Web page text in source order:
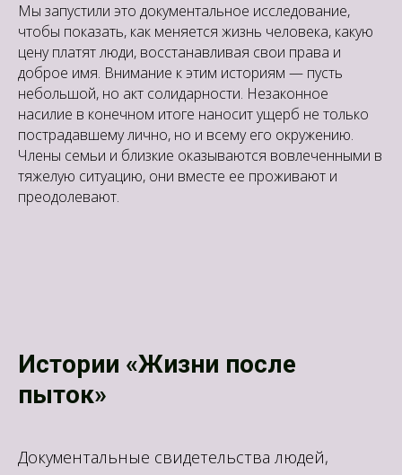
Мы запустили это документальное исследование,
чтобы показать, как меняется жизнь человека, какую
цену платят люди, восстанавливая свои права и
доброе имя. Внимание к этим историям — пусть
небольшой, но акт солидарности. Незаконное
насилие в конечном итоге наносит ущерб не только
пострадавшему лично, но и всему его окружению.
Члены семьи и близкие оказываются вовлеченными в
тяжелую ситуацию, они вместе ее проживают и
преодолевают.
Истории «Жизни после
пыток»
Документальные свидетельства людей,